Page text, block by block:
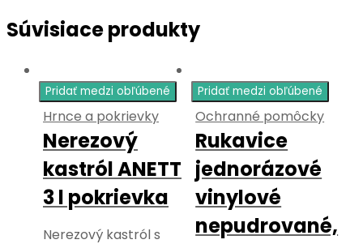
Súvisiace produkty
Pridať medzi obľúbené
Hrnce a pokrievky
Nerezový
kastról ANETT
3 l pokrievka
Nerezový kastról s
Pridať medzi obľúbené
Ochranné pomôcky
Rukavice
jednorázové
vinylové
nepudrované,